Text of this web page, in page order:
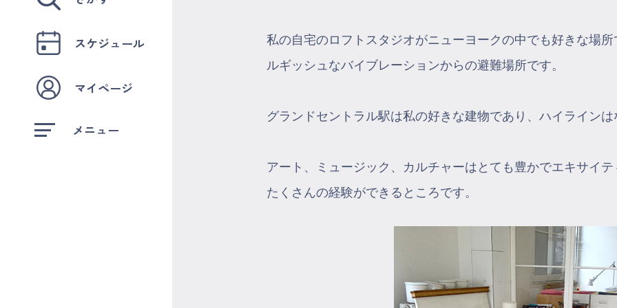
スケジュール
マイページ
メニュー
私の自宅のロフトスタジオがニューヨークの中でも好きな場
ルギッシュなバイブレーションからの避難場所です。
グランドセントラル駅は私の好きな建物であり、ハイライン
アート、ミュージック、カルチャーはとても豊かでエキサイ
たくさんの経験ができるところです。